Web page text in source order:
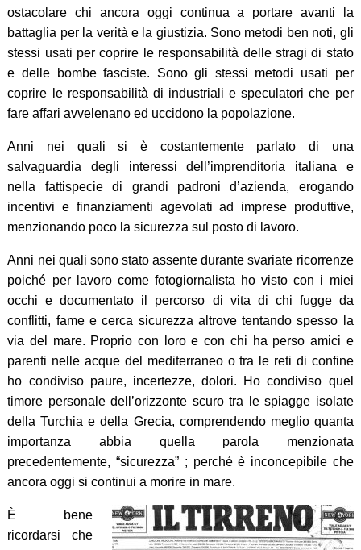
ostacolare chi ancora oggi continua a portare avanti la
battaglia per la verità e la giustizia. Sono metodi ben noti, gli
stessi usati per coprire le responsabilità delle stragi di stato
e delle bombe fasciste. Sono gli stessi metodi usati per
coprire le responsabilità di industriali e speculatori che per
fare affari avvelenano ed uccidono la popolazione.
Anni nei quali si è costantemente parlato di una
salvaguardia degli interessi dell’imprenditoria italiana e
nella fattispecie di grandi padroni d’azienda, erogando
incentivi e finanziamenti agevolati ad imprese produttive,
menzionando poco la sicurezza sul posto di lavoro.
Anni nei quali sono stato assente durante svariate ricorrenze
poiché per lavoro come fotogiornalista ho visto con i miei
occhi e documentato il percorso di vita di chi fugge da
conflitti, fame e cerca sicurezza altrove tentando spesso la
via del mare. Proprio con loro e con chi ha perso amici e
parenti nelle acque del mediterraneo o tra le reti di confine
ho condiviso paure, incertezze, dolori. Ho condiviso quel
timore personale dell’orizzonte scuro tra le spiagge isolate
della Turchia e della Grecia, comprendendo meglio quanta
importanza abbia quella parola menzionata
precedentemente, “sicurezza” ; perché è inconcepibile che
ancora oggi si continui a morire in mare.
È bene
ricordarsi che